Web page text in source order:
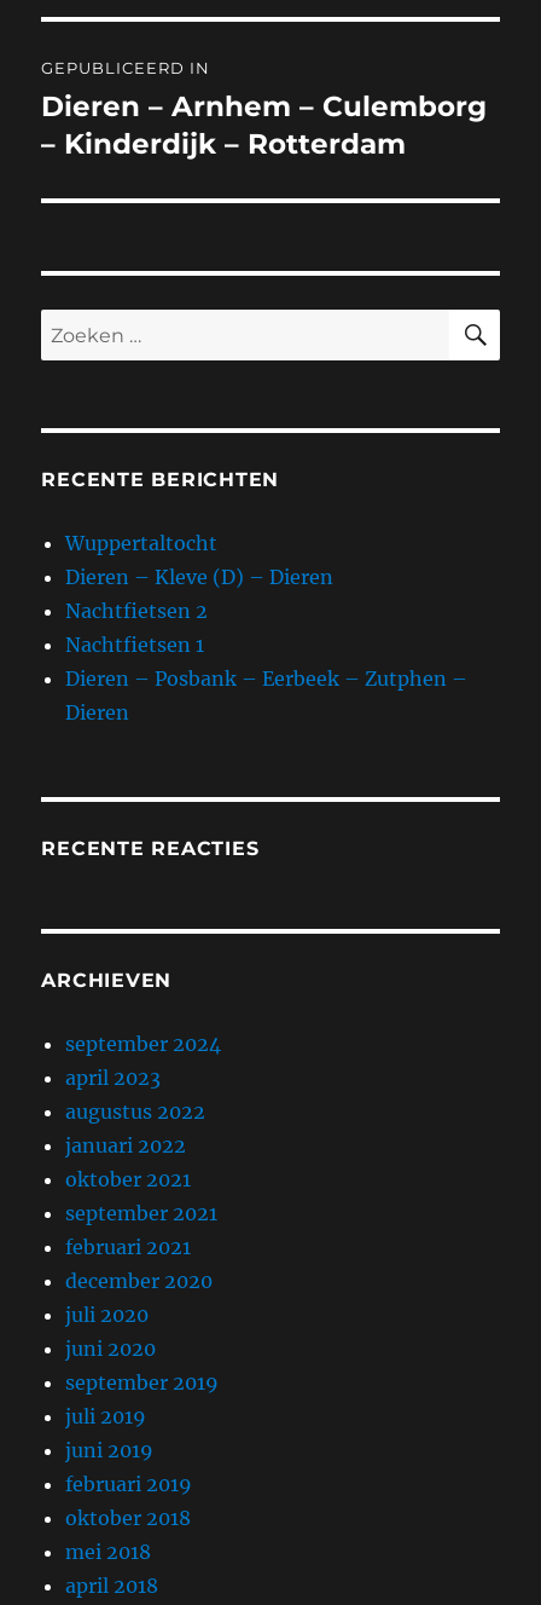
navigatie
GEPUBLICEERD IN
Dieren – Arnhem – Culemborg
– Kinderdijk – Rotterdam
Zoeken
naar:
RECENTE BERICHTEN
Wuppertaltocht
Dieren – Kleve (D) – Dieren
Nachtfietsen 2
Nachtfietsen 1
Dieren – Posbank – Eerbeek – Zutphen –
Dieren
RECENTE REACTIES
ARCHIEVEN
september 2024
april 2023
augustus 2022
januari 2022
oktober 2021
september 2021
februari 2021
december 2020
juli 2020
juni 2020
september 2019
juli 2019
juni 2019
februari 2019
oktober 2018
mei 2018
april 2018